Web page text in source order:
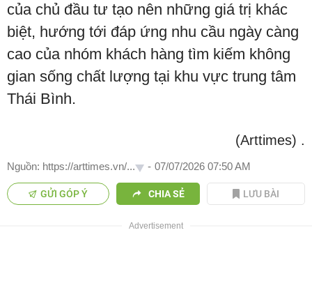
của chủ đầu tư tạo nên những giá trị khác
biệt, hướng tới đáp ứng nhu cầu ngày càng
cao của nhóm khách hàng tìm kiếm không
gian sống chất lượng tại khu vực trung tâm
Thái Bình.
(Arttimes) .
Nguồn: https://arttimes.vn/... - 07/07/2026 07:50 AM
GỬI GÓP Ý CHIA SẺ LƯU BÀI